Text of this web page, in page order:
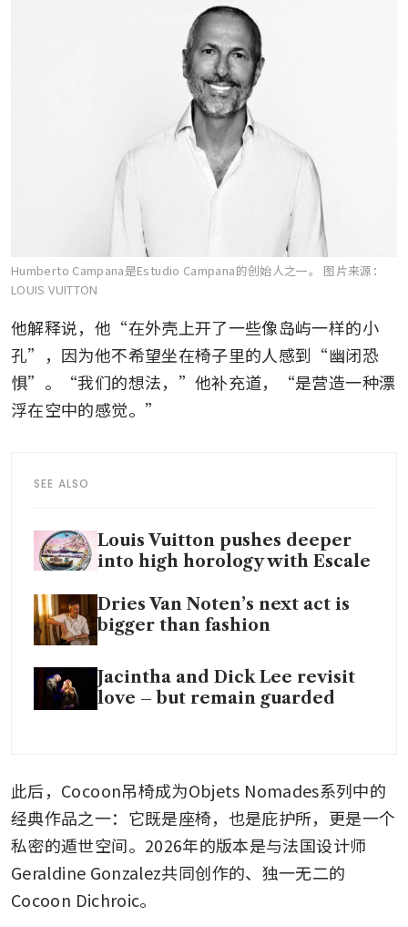
Humberto Campana是Estudio Campana的创始人之一。 图片来源：
LOUIS VUITTON
他解释说，他“在外壳上开了一些像岛屿一样的小
孔”，因为他不希望坐在椅子里的人感到“幽闭恐
惧”。“我们的想法，”他补充道，“是营造一种漂
浮在空中的感觉。”
SEE ALSO
Louis Vuitton pushes deeper
into high horology with Escale
Dries Van Noten’s next act is
bigger than fashion
Jacintha and Dick Lee revisit
love – but remain guarded
此后，Cocoon吊椅成为Objets Nomades系列中的
经典作品之一：它既是座椅，也是庇护所，更是一个
私密的遁世空间。2026年的版本是与法国设计师
Geraldine Gonzalez共同创作的、独一无二的
Cocoon Dichroic。